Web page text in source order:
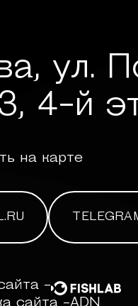
ул.
4-й
на карте
-
сайта -ADN